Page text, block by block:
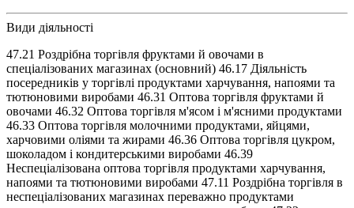
Види діяльності
47.21 Роздрібна торгівля фруктами й овочами в
спеціалізованих магазинах (основний) 46.17 Діяльність
посередників у торгівлі продуктами харчування, напоями та
тютюновими виробами 46.31 Оптова торгівля фруктами й
овочами 46.32 Оптова торгівля м'ясом і м'ясними продуктами
46.33 Оптова торгівля молочними продуктами, яйцями,
харчовими оліями та жирами 46.36 Оптова торгівля цукром,
шоколадом і кондитерськими виробами 46.39
Неспеціалізована оптова торгівля продуктами харчування,
напоями та тютюновими виробами 47.11 Роздрібна торгівля в
неспеціалізованих магазинах переважно продуктами